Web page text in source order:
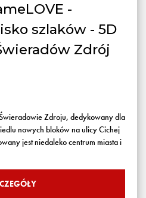
-
szlaków - 5D
Zdrój
Zdroju, dedykowany dla
nowych bloków na ulicy Cichej
jest niedaleko centrum miasta i